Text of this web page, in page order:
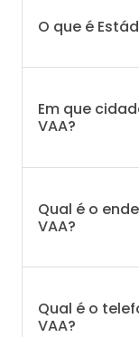
O que é
Em que
VAA?
Qual é o
VAA?
Qual é o
VAA?